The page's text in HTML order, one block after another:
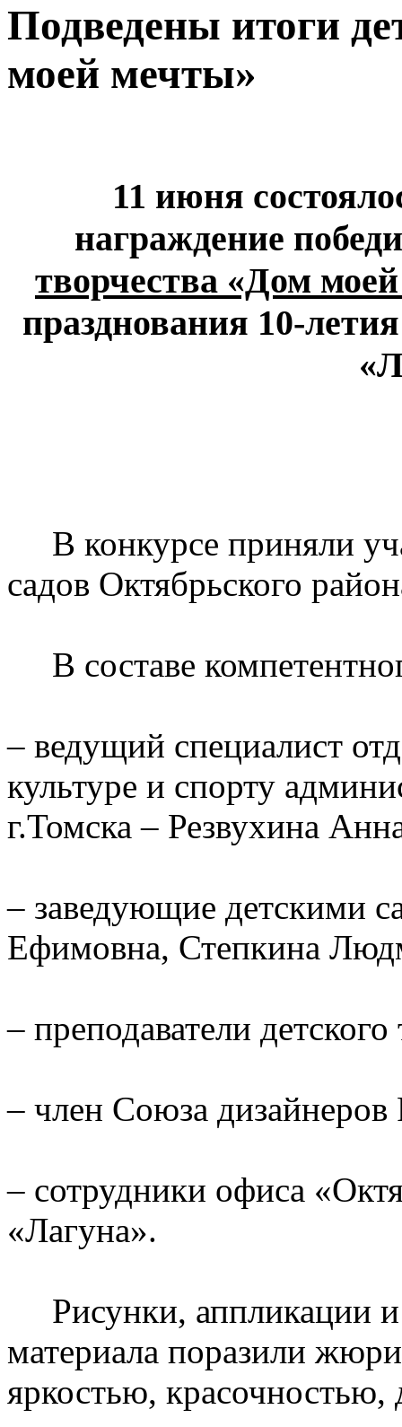
Подведены итоги
моей мечты»
11 июня
награждение
творчества «Дом
празднования 10-
В конкурсе приняли
садов Октябрьского
В составе
– ведущий специалист
культуре и спорту
г.Томска – Резвухина
– заведующие детскими
Ефимовна, Степкина
– преподаватели детского
– член Союза
– сотрудники офиса
«Лагуна».
Рисунки, аппликации и
материала поразили
яркостью,